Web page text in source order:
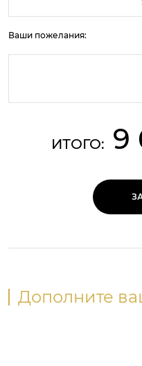
Ваши пожелания:
ИТОГО: 9
Дополните